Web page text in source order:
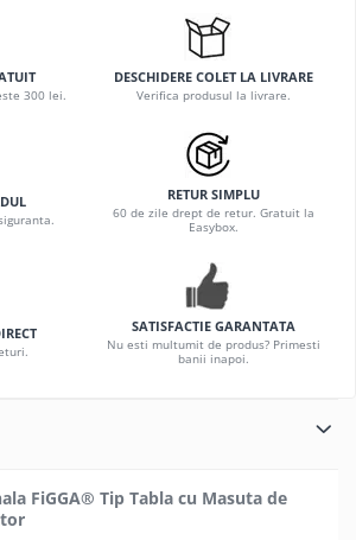
300 lei.
DESCHIDERE COLET LA LIVRARE
Verifica produsul la livrare.
RETUR SIMPLU
60 de zile drept de retur. Gratuit la
Easybox.
SATISFACTIE GARANTATA
Nu esti multumit de produs? Primesti
banii inapoi.
FiGGA® Tip Tabla cu Masuta de